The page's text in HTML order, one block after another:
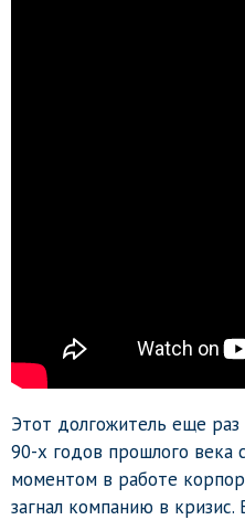
Этот долгожитель еще
90-х годов прошлого века
моментом в работе
загнал компанию в кризис.